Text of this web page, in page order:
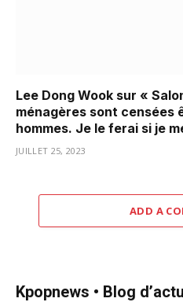
Lee Dong Wook sur «
ménagères sont censées
hommes. Je le ferai si je
JUILLET 25, 2023
ADD A
Kpopnews • Blog